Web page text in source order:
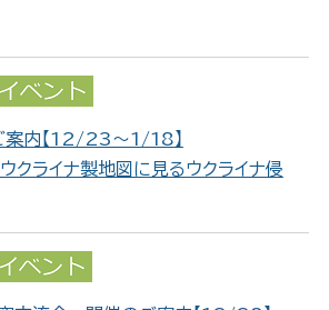
内【12/23～1/18】
ウクライナ製地図に見るウクライナ侵